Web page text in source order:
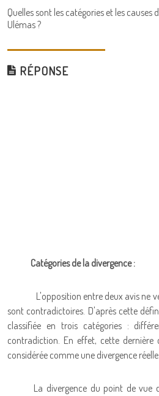
Quelles sont les catégories et les causes
Ulémas ?
RÉPONSE
Catégories de la divergence :
L'opposition entre deux avis ne
sont contradictoires. D'après cette
classifiée en trois catégories :
contradiction. En effet, cette dernière
considérée comme une divergence réelle.
La divergence du point de